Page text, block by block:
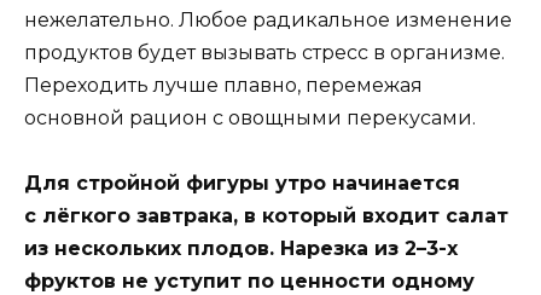
нежелательно. Любое радикальное изменение
продуктов будет вызывать стресс в организме.
Переходить лучше плавно, перемежая
основной рацион с овощными перекусами.
Для стройной фигуры утро начинается
с лёгкого завтрака, в который входит салат
из нескольких плодов. Нарезка из 2–3-х
фруктов не уступит по ценности одному